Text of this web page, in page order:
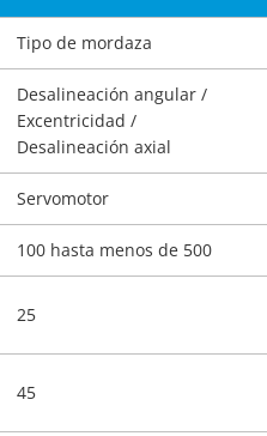
Tipo de mordaza
Desalineación angular /
Excentricidad /
Desalineación axial
Servomotor
100 hasta menos de 500
25
45